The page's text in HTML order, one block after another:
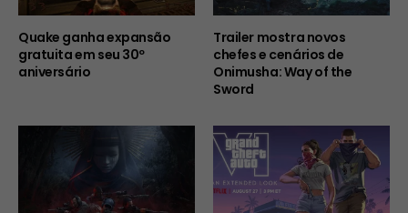
Quake ganha expansão
gratuita em seu 30º
aniversário
Trailer mostra novos
chefes e cenários de
Onimusha: Way of the
Sword